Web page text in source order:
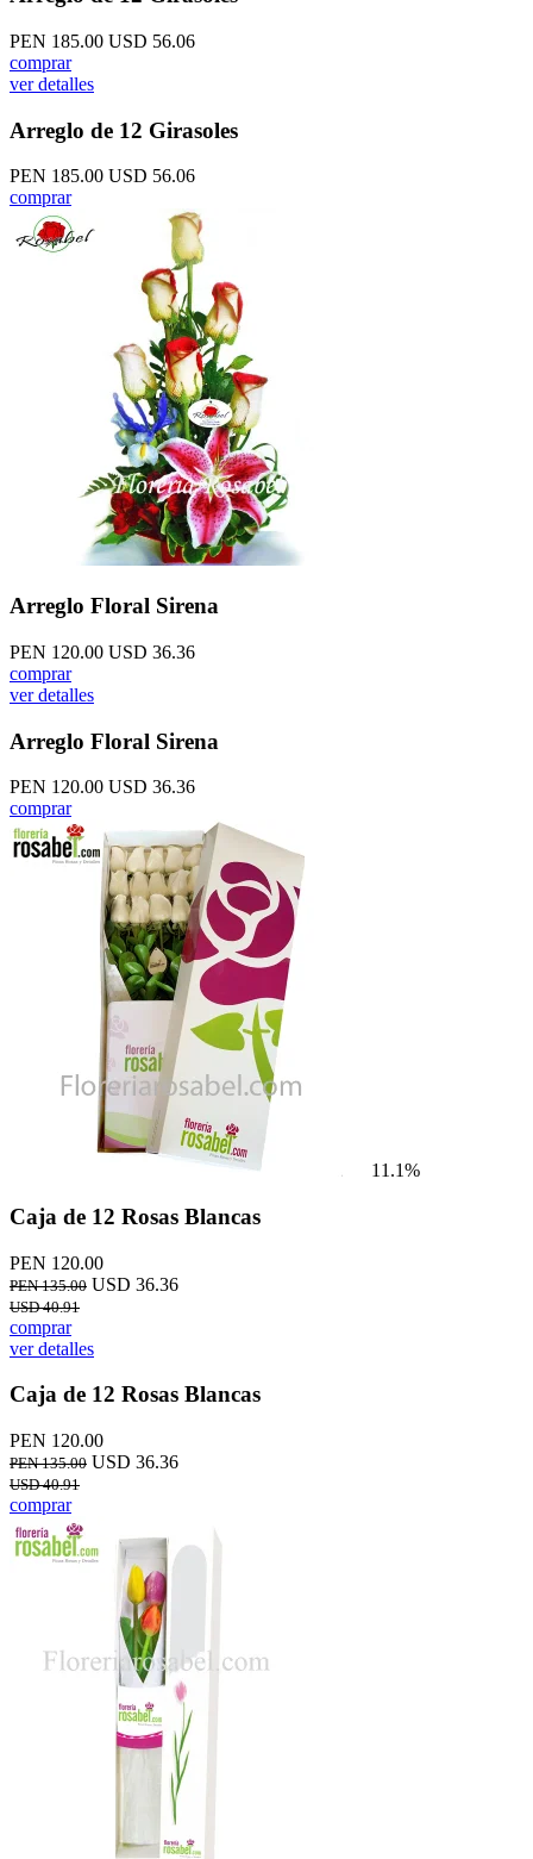
PEN 185.00 USD 56.06
comprar
ver detalles
Arreglo de 12 Girasoles
PEN 185.00 USD 56.06
comprar
Arreglo Floral Sirena
PEN 120.00 USD 36.36
comprar
ver detalles
Arreglo Floral Sirena
PEN 120.00 USD 36.36
comprar
11.1%
Caja de 12 Rosas Blancas
PEN 120.00
PEN 135.00 USD 36.36
USD 40.91
comprar
ver detalles
Caja de 12 Rosas Blancas
PEN 120.00
PEN 135.00 USD 36.36
USD 40.91
comprar